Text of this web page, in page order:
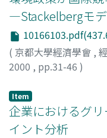
―Stackelbergモ
( 京都大學經濟學會 ,
2000 , pp.31-46 )
Item
企業におけるグ
イント分析